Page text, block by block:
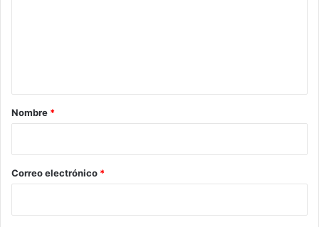
r
*
Nombre *
Correo electrónico *